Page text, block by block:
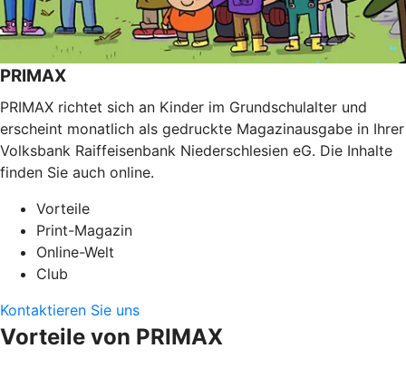
PRIMAX
PRIMAX richtet sich an Kinder im Grundschulalter und
erscheint monatlich als gedruckte Magazinausgabe in Ihrer
Volksbank Raiffeisenbank Niederschlesien eG. Die Inhalte
finden Sie auch online.
Vorteile
Print-Magazin
Online-Welt
Club
Kontaktieren Sie uns
Vorteile von PRIMAX